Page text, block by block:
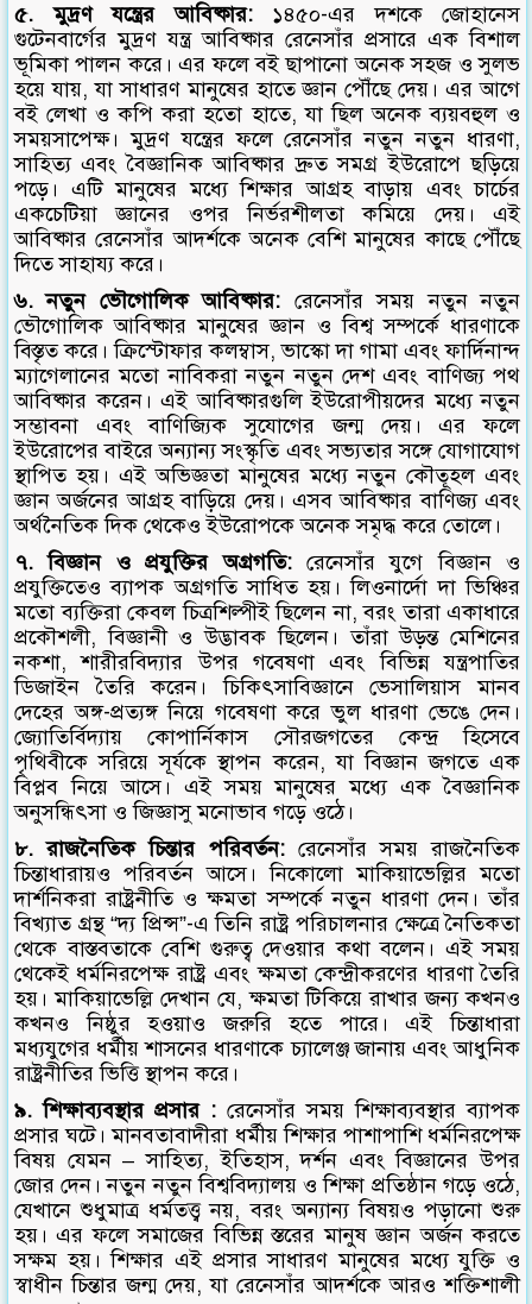
৫. মুদ্রণ যন্ত্রের আবিষ্কার: ১৪৫০-এর দশকে জোহানেস
গুটেনবার্গের মুদ্রণ যন্ত্র আবিষ্কার রেনেসাঁর প্রসারে এক বিশাল
ভূমিকা পালন করে। এর ফলে বই ছাপানো অনেক সহজ ও সুলভ
হয়ে যায়, যা সাধারণ মানুষের হাতে জ্ঞান পৌঁছে দেয়। এর আগে
বই লেখা ও কপি করা হতো হাতে, যা ছিল অনেক ব্যয়বহুল ও
সময়সাপেক্ষ। মুদ্রণ যন্ত্রের ফলে রেনেসাঁর নতুন নতুন ধারণা,
সাহিত্য এবং বৈজ্ঞানিক আবিষ্কার দ্রুত সমগ্র ইউরোপে ছড়িয়ে
পড়ে। এটি মানুষের মধ্যে শিক্ষার আগ্রহ বাড়ায় এবং চার্চের
একচেটিয়া জ্ঞানের ওপর নির্ভরশীলতা কমিয়ে দেয়। এই
আবিষ্কার রেনেসাঁর আদর্শকে অনেক বেশি মানুষের কাছে পৌঁছে
দিতে সাহায্য করে।
৬. নতুন ভৌগোলিক আবিষ্কার: রেনেসাঁর সময় নতুন নতুন
ভৌগোলিক আবিষ্কার মানুষের জ্ঞান ও বিশ্ব সম্পর্কে ধারণাকে
বিস্তৃত করে। ক্রিস্টোফার কলম্বাস, ভাস্কো দা গামা এবং ফার্দিনান্দ
ম্যাগেলানের মতো নাবিকরা নতুন নতুন দেশ এবং বাণিজ্য পথ
আবিষ্কার করেন। এই আবিষ্কারগুলি ইউরোপীয়দের মধ্যে নতুন
সম্ভাবনা এবং বাণিজ্যিক সুযোগের জন্ম দেয়। এর ফলে
ইউরোপের বাইরে অন্যান্য সংস্কৃতি এবং সভ্যতার সঙ্গে যোগাযোগ
স্থাপিত হয়। এই অভিজ্ঞতা মানুষের মধ্যে নতুন কৌতূহল এবং
জ্ঞান অর্জনের আগ্রহ বাড়িয়ে দেয়। এসব আবিষ্কার বাণিজ্য এবং
অর্থনৈতিক দিক থেকেও ইউরোপকে অনেক সমৃদ্ধ করে তোলে।
৭. বিজ্ঞান ও প্রযুক্তির অগ্রগতি: রেনেসাঁর যুগে বিজ্ঞান ও
প্রযুক্তিতেও ব্যাপক অগ্রগতি সাধিত হয়। লিওনার্দো দা ভিঞ্চির
মতো ব্যক্তিরা কেবল চিত্রশিল্পীই ছিলেন না, বরং তারা একাধারে
প্রকৌশলী, বিজ্ঞানী ও উদ্ভাবক ছিলেন। তাঁরা উড়ন্ত মেশিনের
নকশা, শারীরবিদ্যার উপর গবেষণা এবং বিভিন্ন যন্ত্রপাতির
ডিজাইন তৈরি করেন। চিকিৎসাবিজ্ঞানে ভেসালিয়াস মানব
দেহের অঙ্গ-প্রত্যঙ্গ নিয়ে গবেষণা করে ভুল ধারণা ভেঙে দেন।
জ্যোতির্বিদ্যায় কোপার্নিকাস সৌরজগতের কেন্দ্র হিসেবে
পৃথিবীকে সরিয়ে সূর্যকে স্থাপন করেন, যা বিজ্ঞান জগতে এক
বিপ্লব নিয়ে আসে। এই সময় মানুষের মধ্যে এক বৈজ্ঞানিক
অনুসন্ধিৎসা ও জিজ্ঞাসু মনোভাব গড়ে ওঠে।
৮. রাজনৈতিক চিন্তার পরিবর্তন: রেনেসাঁর সময় রাজনৈতিক
চিন্তাধারায়ও পরিবর্তন আসে। নিকোলো মাকিয়াভেল্লির মতো
দার্শনিকরা রাষ্ট্রনীতি ও ক্ষমতা সম্পর্কে নতুন ধারণা দেন। তাঁর
বিখ্যাত গ্রন্থ “দ্য প্রিন্স”-এ তিনি রাষ্ট্র পরিচালনার ক্ষেত্রে নৈতিকতা
থেকে বাস্তবতাকে বেশি গুরুত্ব দেওয়ার কথা বলেন। এই সময়
থেকেই ধর্মনিরপেক্ষ রাষ্ট্র এবং ক্ষমতা কেন্দ্রীকরণের ধারণা তৈরি
হয়। মাকিয়াভেল্লি দেখান যে, ক্ষমতা টিকিয়ে রাখার জন্য কখনও
কখনও নিষ্ঠুর হওয়াও জরুরি হতে পারে। এই চিন্তাধারা
মধ্যযুগের ধর্মীয় শাসনের ধারণাকে চ্যালেঞ্জ জানায় এবং আধুনিক
রাষ্ট্রনীতির ভিত্তি স্থাপন করে।
৯. শিক্ষাব্যবস্থার প্রসার : রেনেসাঁর সময় শিক্ষাব্যবস্থার ব্যাপক
প্রসার ঘটে। মানবতাবাদীরা ধর্মীয় শিক্ষার পাশাপাশি ধর্মনিরপেক্ষ
বিষয় যেমন – সাহিত্য, ইতিহাস, দর্শন এবং বিজ্ঞানের উপর
জোর দেন। নতুন নতুন বিশ্ববিদ্যালয় ও শিক্ষা প্রতিষ্ঠান গড়ে ওঠে,
যেখানে শুধুমাত্র ধর্মতত্ত্ব নয়, বরং অন্যান্য বিষয়ও পড়ানো শুরু
হয়। এর ফলে সমাজের বিভিন্ন স্তরের মানুষ জ্ঞান অর্জন করতে
সক্ষম হয়। শিক্ষার এই প্রসার সাধারণ মানুষের মধ্যে যুক্তি ও
স্বাধীন চিন্তার জন্ম দেয়, যা রেনেসাঁর আদর্শকে আরও শক্তিশালী